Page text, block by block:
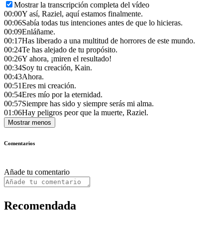
Mostrar la transcripción completa del vídeo
00:00Y así, Raziel, aquí estamos finalmente.
00:06Sabía todas tus intenciones antes de que lo hicieras.
00:09Enláñame.
00:17Has liberado a una multitud de horrores de este mundo.
00:24Te has alejado de tu propósito.
00:26Y ahora, ¡miren el resultado!
00:34Soy tu creación, Kain.
00:43Ahora.
00:51Eres mi creación.
00:54Eres mío por la eternidad.
00:57Siempre has sido y siempre serás mi alma.
01:06Hay peligros peor que la muerte, Raziel.
Mostrar menos
Comentarios
Añade tu comentario
Recomendada